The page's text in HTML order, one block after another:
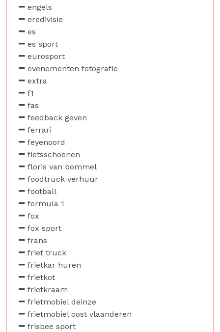
engels
eredivisie
es
es sport
eurosport
evenementen fotografie
extra
f1
fas
feedback geven
ferrari
feyenoord
fietsschoenen
floris van bommel
foodtruck verhuur
football
formula 1
fox
fox sport
frans
friet truck
frietkar huren
frietkot
frietkraam
frietmobiel deinze
frietmobiel oost vlaanderen
frisbee sport